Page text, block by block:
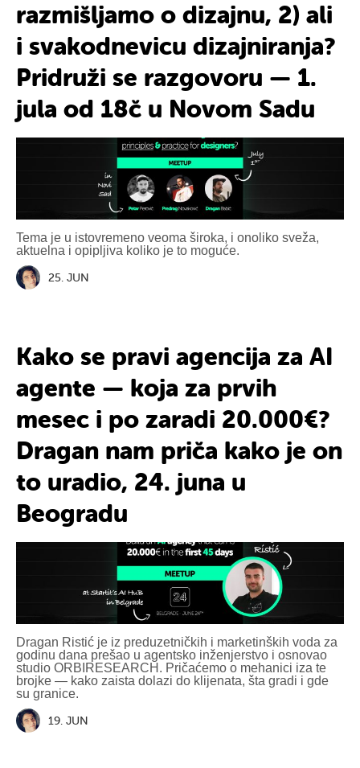
razmišljamo o dizajnu, 2) ali
i svakodnevicu dizajniranja?
Pridruži se razgovoru — 1.
jula od 18č u Novom Sadu
Tema je u istovremeno veoma široka, i onoliko sveža,
aktuelna i opipljiva koliko je to moguće.
25. JUN
Kako se pravi agencija za AI
agente — koja za prvih
mesec i po zaradi 20.000€?
Dragan nam priča kako je on
to uradio, 24. juna u
Beogradu
Dragan Ristić je iz preduzetničkih i marketinških voda za
godinu dana prešao u agentsko inženjerstvo i osnovao
studio ORBIRESEARCH. Pričaćemo o mehanici iza te
brojke — kako zaista dolazi do klijenata, šta gradi i gde
su granice.
19. JUN